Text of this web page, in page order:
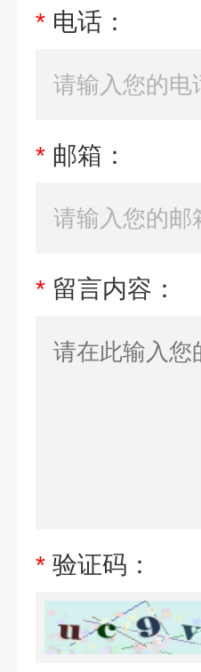
* 电话：
* 邮箱：
* 留言内容：
* 验证码：